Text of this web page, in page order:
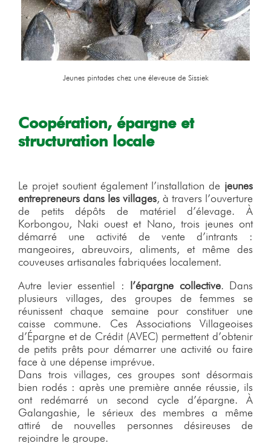
Jeunes pintades chez une éleveuse de Sissiek
Coopération, épargne et
structuration locale
Le projet soutient également l’installation de jeunes
entrepreneurs dans les villages, à travers l’ouverture
de petits dépôts de matériel d’élevage. À
Korbongou, Naki ouest et Nano, trois jeunes ont
démarré une activité de vente d’intrants :
mangeoires, abreuvoirs, aliments, et même des
couveuses artisanales fabriquées localement.
Autre levier essentiel : l’épargne collective. Dans
plusieurs villages, des groupes de femmes se
réunissent chaque semaine pour constituer une
caisse commune. Ces Associations Villageoises
d’Épargne et de Crédit (AVEC) permettent d’obtenir
de petits prêts pour démarrer une activité ou faire
face à une dépense imprévue.
Dans trois villages, ces groupes sont désormais
bien rodés : après une première année réussie, ils
ont redémarré un second cycle d’épargne. À
Galangashie, le sérieux des membres a même
attiré de nouvelles personnes désireuses de
rejoindre le groupe.